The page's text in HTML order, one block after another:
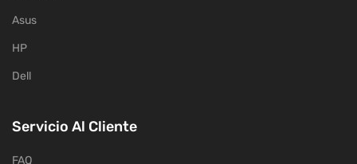
Asus
HP
Dell
Servicio Al Cliente
FAQ